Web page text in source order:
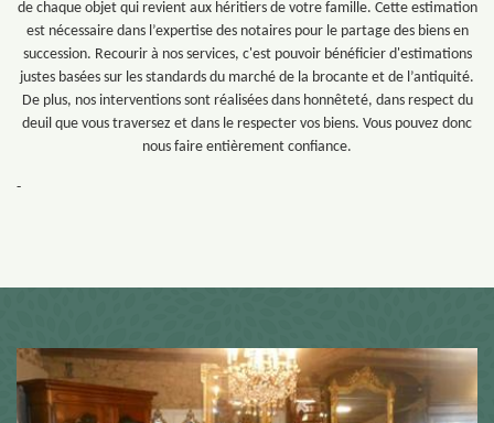
de chaque objet qui revient aux héritiers de votre famille. Cette estimation
est nécessaire dans l’expertise des notaires pour le partage des biens en
succession. Recourir à nos services, c'est pouvoir bénéficier d'estimations
justes basées sur les standards du marché de la brocante et de l’antiquité.
De plus, nos interventions sont réalisées dans honnêteté, dans respect du
deuil que vous traversez et dans le respecter vos biens. Vous pouvez donc
nous faire entièrement confiance.
-